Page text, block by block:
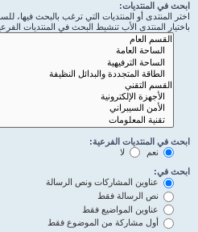
ابحث في المنتديات:
اختر المنتدى أو المنتديات التي ترغب بالبحث فيها،
باختيار المنتدى الأب تنشيط البحث في المنتديات
ابحث في المنتديات الفرعية:
نعم
لا
ابحث في:
عناوين المشاركات ونص الرسالة
نص الرسالة فقط
عناوين المواضيع فقط
أول مشاركة من الموضوع فقط